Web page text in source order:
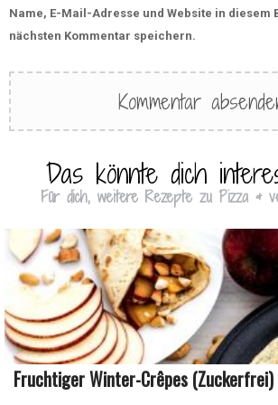
Name, E-Mail-Adresse und Website in diesem
nächsten Kommentar speichern.
Das könnte dich
Für dich, weitere Rezepte zu Pizza &
Fruchtiger Winter-Crêpes (zuckerfrei)